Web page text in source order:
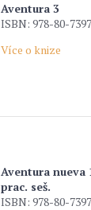
Aventura 3
ISBN: 978-80-
Více o knize
Aventura nueva
prac. seš.
ISBN: 978-80-